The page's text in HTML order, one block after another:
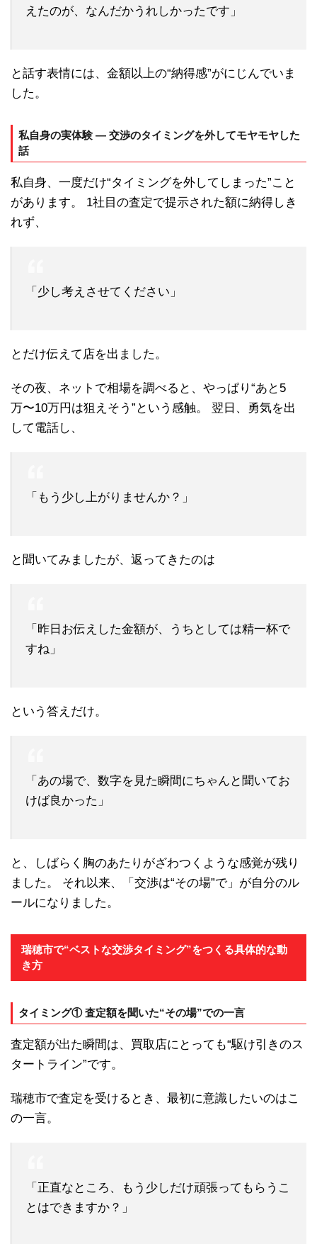
えたのが、なんだかうれしかったです」
と話す表情には、金額以上の“納得感”がにじんでいま
した。
私自身の実体験 ― 交渉のタイミングを外してモヤモヤした
話
私自身、一度だけ“タイミングを外してしまった”こと
があります。 1社目の査定で提示された額に納得しき
れず、
「少し考えさせてください」
とだけ伝えて店を出ました。
その夜、ネットで相場を調べると、やっぱり“あと5
万〜10万円は狙えそう”という感触。 翌日、勇気を出
して電話し、
「もう少し上がりませんか？」
と聞いてみましたが、返ってきたのは
「昨日お伝えした金額が、うちとしては精一杯で
すね」
という答えだけ。
「あの場で、数字を見た瞬間にちゃんと聞いてお
けば良かった」
と、しばらく胸のあたりがざわつくような感覚が残り
ました。 それ以来、「交渉は“その場”で」が自分のル
ールになりました。
瑞穂市で“ベストな交渉タイミング”をつくる具体的な動
き方
タイミング① 査定額を聞いた“その場”での一言
査定額が出た瞬間は、買取店にとっても“駆け引きのス
タートライン”です。
瑞穂市で査定を受けるとき、最初に意識したいのはこ
の一言。
「正直なところ、もう少しだけ頑張ってもらうこ
とはできますか？」